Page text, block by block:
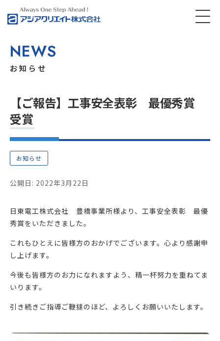
NEWS
お知らせ
【ご報告】工事安全表彰 最優秀賞
受賞
お知らせ
公開日: 2022年3月22日
日東電工株式会社 豊橋事業所様より、工事安全表彰 最優
秀賞をいただきました。
これもひとえに皆様方のおかげでございます。心より感謝申
し上げます。
今後も皆様方のお力になれますよう、精一杯努力を重ねてま
いります。
引き続きご指導ご鞭撻のほど、よろしくお願いいたします。